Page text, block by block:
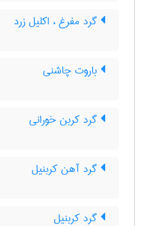
گرد مفرغ ، اکلیل زرد
باروت چاشنی
گرد کربن خورانی
گرد آهن کربنیل
گرد کربنیل